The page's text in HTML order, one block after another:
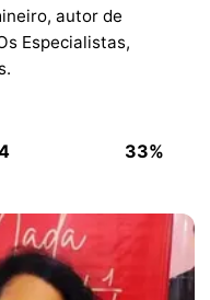
autor de
Especialistas,
33%